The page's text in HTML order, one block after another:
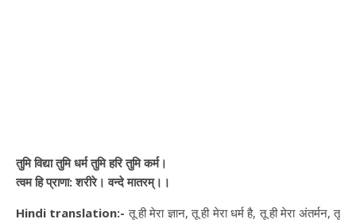
तुमि विद्या तुमि धर्म तुमि हरि तुमि कर्म।
त्वम हि प्राणा: शरीरे। वन्दे मातरम्‌।।
Hindi translation:- तू ही मेरा ज्ञान, तू ही मेरा धर्म है, तू ही मेरा अंतर्मन, तू